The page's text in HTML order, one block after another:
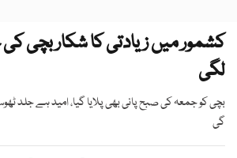
کشمور میں زیادتی کا شکار بچی
لگی
بچی کو جمعہ کی صبح پانی بھی پلایا گیا، امید ہے جلد
گی